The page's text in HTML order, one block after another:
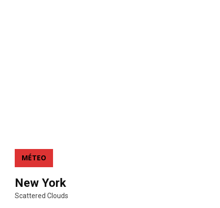
MÉTEO
New York
Scattered Clouds